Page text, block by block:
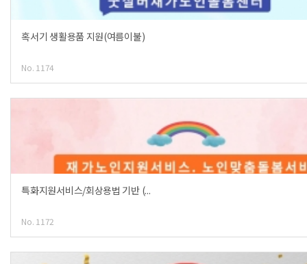
혹서기 생활용품 지원(여름이불)
No. 1174
특화지원서비스/회상용법 기반 (...
No. 1172